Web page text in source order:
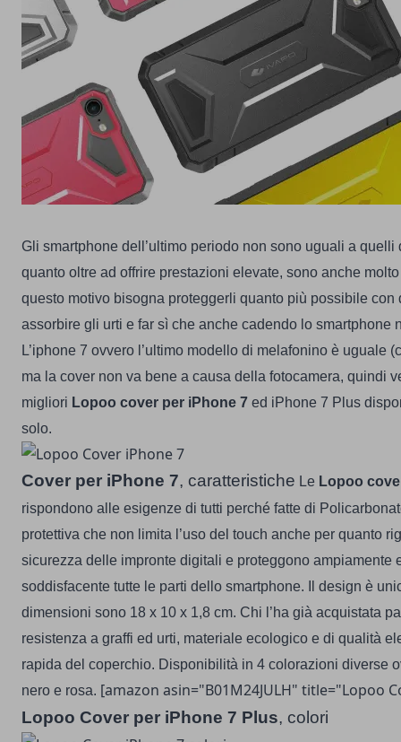
Gli smartphone dell’ultimo periodo non sono uguali a
quanto oltre ad offrire prestazioni elevate, sono anche
questo motivo bisogna proteggerli quanto più possibile con
assorbire gli urti e far sì che anche cadendo lo smartphone
L’iphone 7 ovvero l’ultimo modello di melafonino è uguale
ma la cover non va bene a causa della fotocamera, quindi
migliori Lopoo cover per iPhone 7 ed iPhone 7 Plus
solo.
Cover per iPhone 7, caratteristiche Le Lopoo
rispondono alle esigenze di tutti perché fatte di
protettiva che non limita l’uso del touch anche per quanto
sicurezza delle impronte digitali e proteggono ampiamente
soddisfacente tutte le parti dello smartphone.
Il design è
dimensioni sono 18 x 10 x 1,8 cm. Chi l’ha già acquistata
resistenza a graffi ed urti, materiale ecologico e di qualità
rapida del coperchio. Disponibilità in 4 colorazioni diverse
nero e rosa. [amazon asin="B01M24JULH" title="Lopoo
Lopoo Cover per iPhone 7 Plus, colori